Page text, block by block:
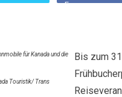
Touristik/ Trans
Bis zum